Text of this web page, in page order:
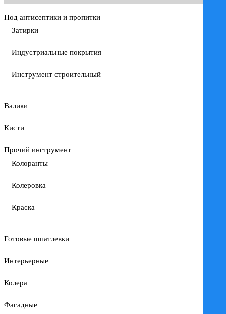
Под антисептики и пропитки
Затирки
Индустриальные покрытия
Инструмент строительный
Валики
Кисти
Прочий инструмент
Колоранты
Колеровка
Краска
Готовые шпатлевки
Интерьерные
Колера
Фасадные